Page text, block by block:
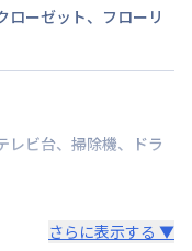
ローゼット、 フローリ
レビ台、 掃除機、
ドラ
さらに表示する ▼